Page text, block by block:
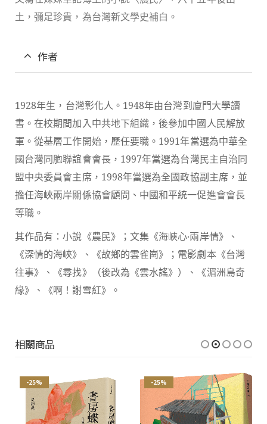
土，彌足珍貴，為台灣新文學史補白。
作者
1928年生，台灣彰化人。1948年由台灣到廈門大學讀
書。在校期間加入中共地下組織，後參加中國人民解放
軍。從基層工作開始，歷任要職。1991年當選為中華全
國台灣同胞聯誼會會長，1997年當選為台灣民主自治同
盟中央委員會主席，1998年當選為全國政協副主席，並
擔任海峽兩岸關係協會顧問、中國和平統一促進會會長
等職。
其作品有：小說《農民》；文集《海峽心‧兩岸情》、
《深情的海峽》、《故鄉的雲雀崗》；電影劇本《台灣
往事》、《尋找》（後改為《雲水謠》）、《湄洲島奇
緣》、
《啊 ！ 謝雪紅》 。
相關商品
-25% -25%